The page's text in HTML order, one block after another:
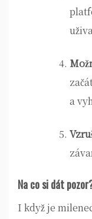
a
Na co si dát
I když je